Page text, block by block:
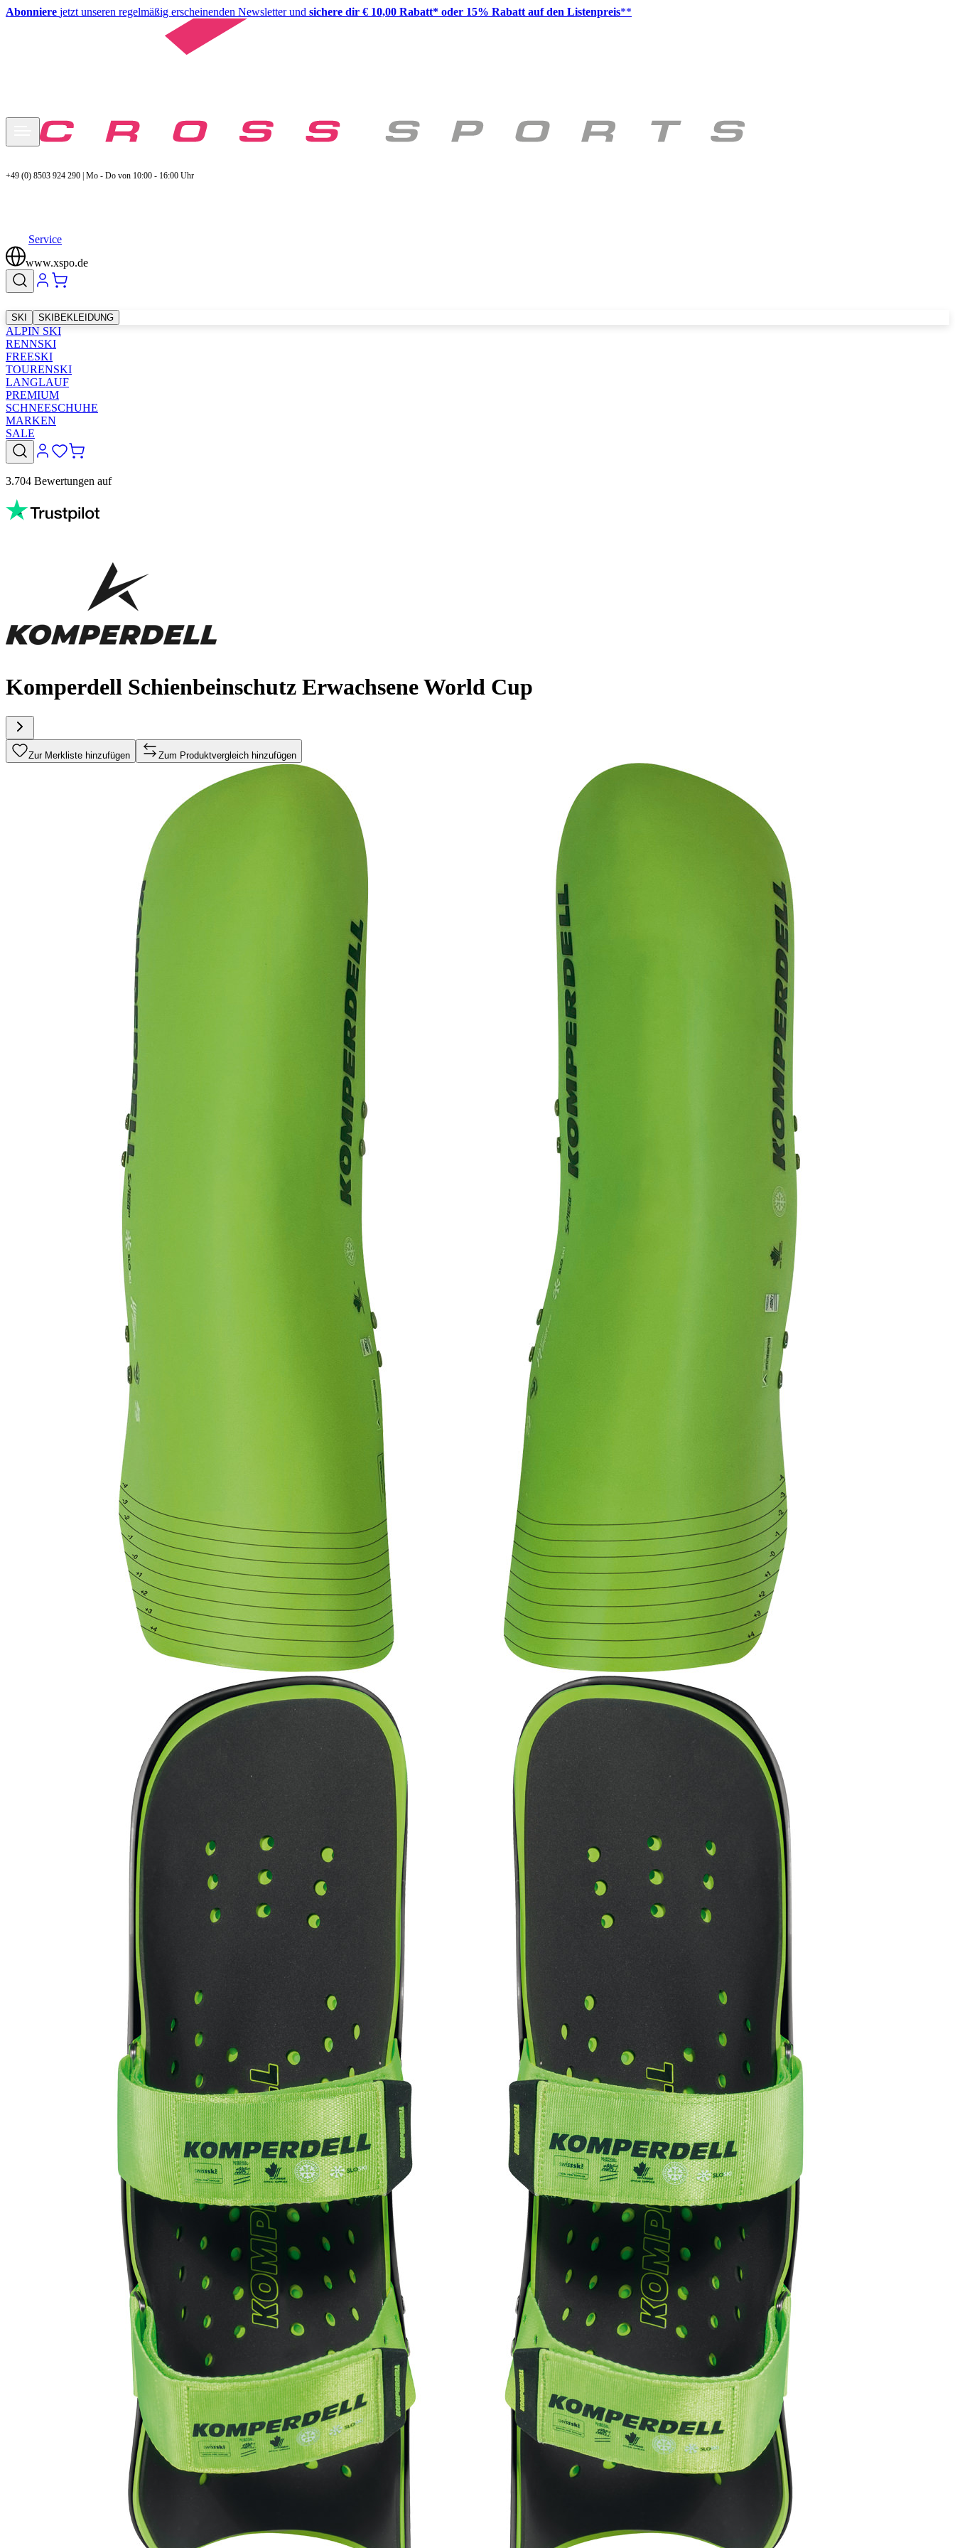
Abonniere jetzt unseren regelmäßig erscheinenden Newsletter und sichere dir € 10,00 Rabatt* oder 15% Rabatt auf den Listenpreis**
+49 (0) 8503 924 290 | Mo - Do von 10:00 - 16:00 Uhr
Service
www.xspo.de
SKI SKIBEKLEIDUNG
ALPIN SKI
RENNSKI
FREESKI
TOURENSKI
LANGLAUF
PREMIUM
SCHNEESCHUHE
MARKEN
SALE
3.704 Bewertungen auf
Komperdell Schienbeinschutz Erwachsene World Cup
Zur Merkliste hinzufügen Zum Produktvergleich hinzufügen